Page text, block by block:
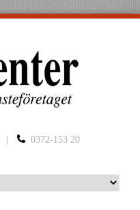
| 0372-153 20